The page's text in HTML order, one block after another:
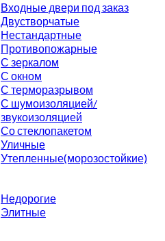
Входные двери под заказ
Двустворчатые
Нестандартные
Противопожарные
С зеркалом
С окном
С терморазрывом
С шумоизоляцией/
звукоизоляцией
Со стеклопакетом
Уличные
Утепленные(морозостойкие)
Недорогие
Элитные